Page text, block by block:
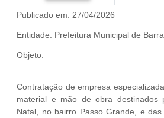
Publicado em: 27/04/2026
Entidade: Prefeitura Municipal de
Objeto:
Contratação de empresa
material e mão de obra destinados
Natal, no bairro Passo Grande, e